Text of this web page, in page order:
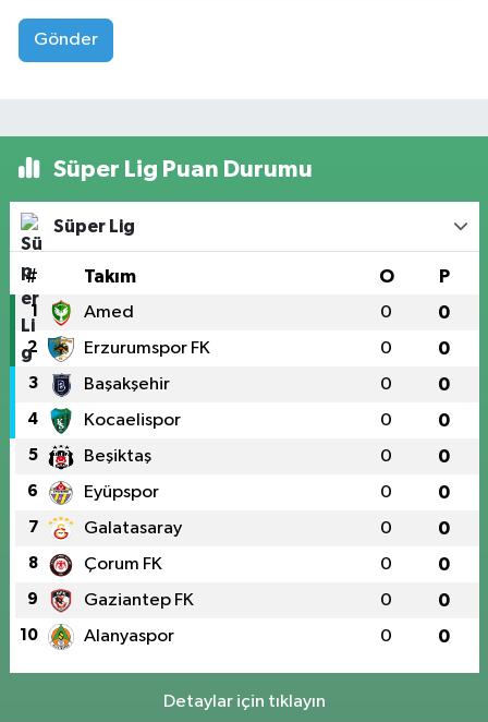
Gönder
Süper Lig Puan Durumu
Süper Lig
# Takım O P
1 Amed 0 0
2 Erzurumspor FK 0 0
3 Başakşehir 0 0
4 Kocaelispor 0 0
5 Beşiktaş 0 0
6 Eyüpspor 0 0
7 Galatasaray 0 0
8 Çorum FK 0 0
9 Gaziantep FK 0 0
10 Alanyaspor 0 0
Detaylar için tıklayın